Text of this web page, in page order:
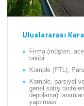
Uluslararası
Firma (müşteri,
takibi
Komple (FTL),
Komple, parsiyel
genel satış
depolama)
yapılması